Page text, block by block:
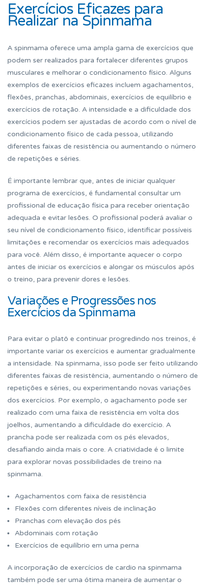
Exercícios Eficazes para
Realizar na Spinmama
A spinmama oferece uma ampla gama de exercícios que
podem ser realizados para fortalecer diferentes grupos
musculares e melhorar o condicionamento físico. Alguns
exemplos de exercícios eficazes incluem agachamentos,
flexões, pranchas, abdominais, exercícios de equilíbrio e
exercícios de rotação. A intensidade e a dificuldade dos
exercícios podem ser ajustadas de acordo com o nível de
condicionamento físico de cada pessoa, utilizando
diferentes faixas de resistência ou aumentando o número
de repetições e séries.
É importante lembrar que, antes de iniciar qualquer
programa de exercícios, é fundamental consultar um
profissional de educação física para receber orientação
adequada e evitar lesões. O profissional poderá avaliar o
seu nível de condicionamento físico, identificar possíveis
limitações e recomendar os exercícios mais adequados
para você. Além disso, é importante aquecer o corpo
antes de iniciar os exercícios e alongar os músculos após
o treino, para prevenir dores e lesões.
Variações e Progressões nos
Exercícios da Spinmama
Para evitar o platô e continuar progredindo nos treinos, é
importante variar os exercícios e aumentar gradualmente
a intensidade. Na spinmama, isso pode ser feito utilizando
diferentes faixas de resistência, aumentando o número de
repetições e séries, ou experimentando novas variações
dos exercícios. Por exemplo, o agachamento pode ser
realizado com uma faixa de resistência em volta dos
joelhos, aumentando a dificuldade do exercício. A
prancha pode ser realizada com os pés elevados,
desafiando ainda mais o core. A criatividade é o limite
para explorar novas possibilidades de treino na
spinmama.
Agachamentos com faixa de resistência
Flexões com diferentes níveis de inclinação
Pranchas com elevação dos pés
Abdominais com rotação
Exercícios de equilíbrio em uma perna
A incorporação de exercícios de cardio na spinmama
também pode ser uma ótima maneira de aumentar o